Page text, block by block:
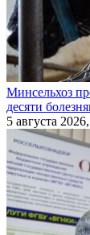
Минсельхоз
десяти
5 августа